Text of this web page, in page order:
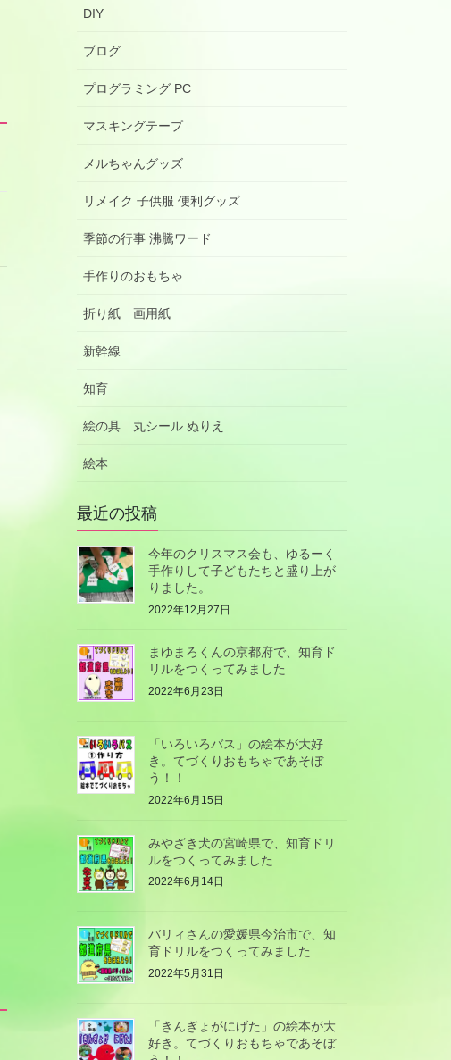
DIY
ブログ
プログラミング PC
マスキングテープ
メルちゃんグッズ
リメイク 子供服 便利グッズ
季節の行事 沸騰ワード
手作りのおもちゃ
折り紙 画用紙
新幹線
知育
絵の具 丸シール ぬりえ
絵本
最近の投稿
今年のクリスマス会も、ゆるーく
手作りして子どもたちと盛り上が
りました。
2022年12月27日
まゆまろくんの京都府で、知育ド
リルをつくってみました
2022年6月23日
「いろいろバス」の絵本が大好
き。てづくりおもちゃであそぼ
う！！
2022年6月15日
みやざき犬の宮崎県で、知育ドリ
ルをつくってみました
2022年6月14日
バリィさんの愛媛県今治市で、知
育ドリルをつくってみました
2022年5月31日
「きんぎょがにげた」の絵本が大
好き。てづくりおもちゃであそぼ